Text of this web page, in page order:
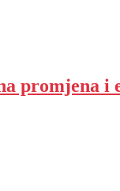
promjena i